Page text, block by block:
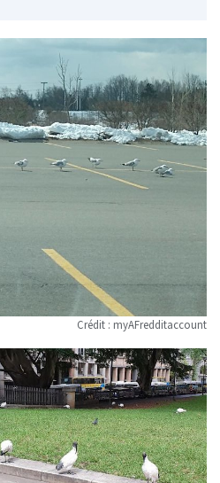
Crédit : myAFredditaccount